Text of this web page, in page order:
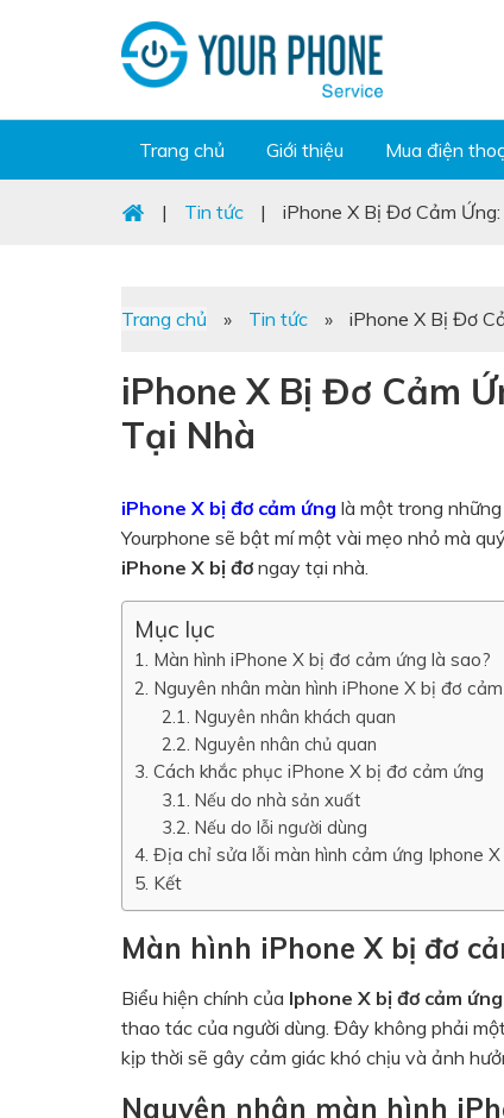
Trang chủ Giới thiệu Mua điện
| Tin tức | iPhone X Bị Đơ Cảm
Trang chủ » Tin tức » iPhone X Bị Đơ
iPhone X Bị Đơ Cảm
Tại Nhà
iPhone X bị đơ cảm ứng là một trong
Yourphone sẽ bật mí một vài mẹo nhỏ mà
iPhone X bị đơ ngay tại nhà.
Mục lục
Màn hình iPhone X bị đơ cảm ứng là sao?
Nguyên nhân màn hình iPhone X bị đơ
Nguyên nhân khách quan
Nguyên nhân chủ quan
Cách khắc phục iPhone X bị đơ cảm ứng
Nếu do nhà sản xuất
Nếu do lỗi người dùng
Địa chỉ sửa lỗi màn hình cảm ứng Iphone
Kết
Màn hình iPhone X bị đơ
Biểu hiện chính của Iphone X bị đơ cảm ứng
thao tác của người dùng. Đây không phải
kịp thời sẽ gây cảm giác khó chịu và ảnh
Nguyên nhân màn hình